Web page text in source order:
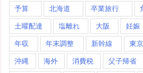
予算 北海道 卒業旅行
土曜配達 塩離れ 大阪 妊娠
年収 年末調整 新幹線 東京
沖縄 海外 消費税 父子帰省